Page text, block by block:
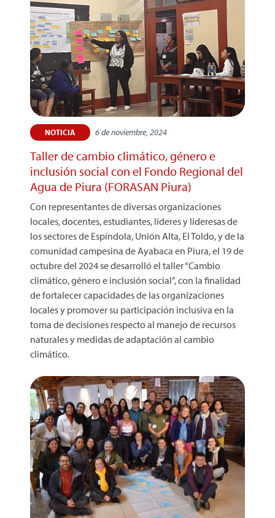
NOTICIA 6 de noviembre, 2024
Taller de cambio climático, género e
inclusión social con el Fondo Regional del
Agua de Piura (FORASAN Piura)
Con representantes de diversas organizaciones
locales, docentes, estudiantes, líderes y lideresas de
los sectores de Espíndola, Unión Alta, El Toldo, y de la
comunidad campesina de Ayabaca en Piura, el 19 de
octubre del 2024 se desarrolló el taller “Cambio
climático, género e inclusión social”, con la finalidad
de fortalecer capacidades de las organizaciones
locales y promover su participación inclusiva en la
toma de decisiones respecto al manejo de recursos
naturales y medidas de adaptación al cambio
climático.